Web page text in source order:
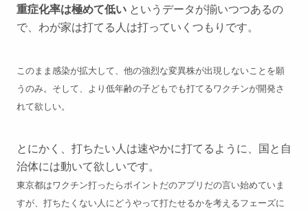
重症化率は極めて低い というデータが揃いつつあるの
で、わが家は打てる人は打っていくつもりです。
このまま感染が拡大して、他の強烈な変異株が出現しないことを願
うのみ。そして、より低年齢の子どもでも打てるワクチンが開発さ
れて欲しい。
とにかく、打ちたい人は速やかに打てるように、国と自
治体には動いて欲しいです。
東京都はワクチン打ったらポイントだのアプリだの言い始めていま
すが、打ちたくない人にどうやって打たせるかを考えるフェーズに